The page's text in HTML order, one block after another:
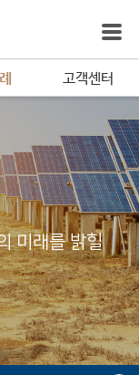
고객센터
미래를 밝힐